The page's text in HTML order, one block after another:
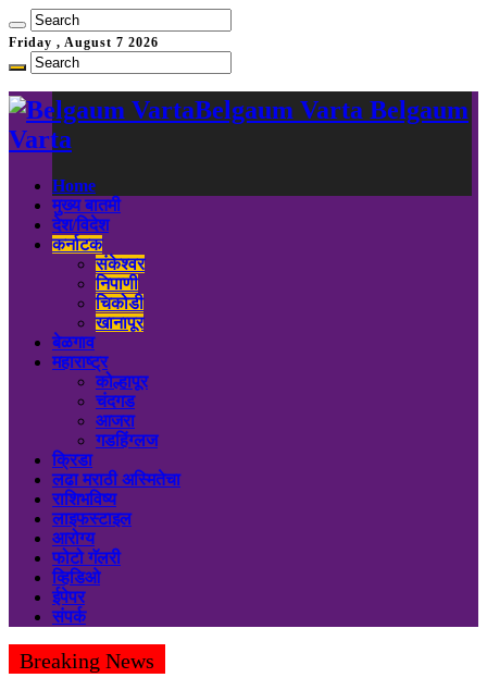
Friday , August 7 2026
Belgaum Varta Belgaum
Varta
Home
मुख्य बातमी
देश/विदेश
कर्नाटक
संकेश्वर
निपाणी
चिकोडी
खानापूर
बेळगाव
महाराष्ट्र
कोल्हापूर
चंदगड
आजरा
गडहिंग्लज
क्रिडा
लढा मराठी अस्मितेचा
राशिभविष्य
लाइफस्टाइल
आरोग्य
फोटो गॅलरी
व्हिडिओ
ईपेपर
संपर्क
Breaking News